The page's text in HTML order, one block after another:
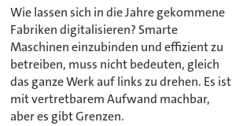
Wie lassen sich in die Jahre gekommene
Fabriken digitalisieren? Smarte
Maschinen einzubinden und effizient zu
betreiben, muss nicht bedeuten, gleich
das ganze Werk auf links zu drehen. Es ist
mit vertretbarem Aufwand machbar,
aber es gibt Grenzen.